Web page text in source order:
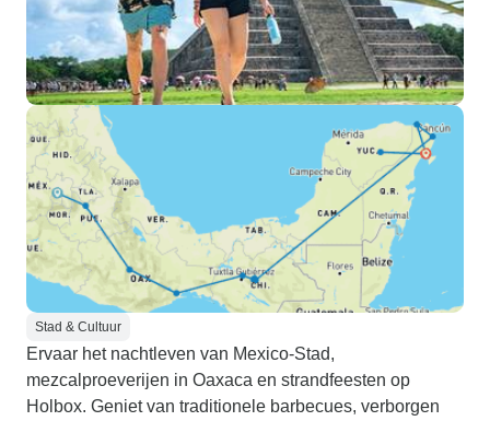
Stad & Cultuur
Ervaar het nachtleven van Mexico-Stad,
mezcalproeverijen in Oaxaca en strandfeesten op
Holbox. Geniet van traditionele barbecues, verborgen